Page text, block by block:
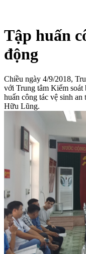
Tập huấn
động
Chiều ngày 4/9/2018,
với Trung tâm Kiểm soát
huấn công tác vệ sinh
Hữu Lũng.